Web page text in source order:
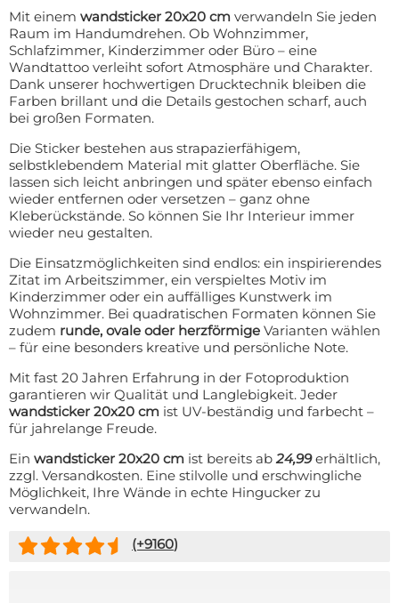
Mit einem wandsticker 20x20 cm verwandeln Sie jeden
Raum im Handumdrehen. Ob Wohnzimmer,
Schlafzimmer, Kinderzimmer oder Büro – eine
Wandtattoo verleiht sofort Atmosphäre und Charakter.
Dank unserer hochwertigen Drucktechnik bleiben die
Farben brillant und die Details gestochen scharf, auch
bei großen Formaten.
Die Sticker bestehen aus strapazierfähigem,
selbstklebendem Material mit glatter Oberfläche. Sie
lassen sich leicht anbringen und später ebenso einfach
wieder entfernen oder versetzen – ganz ohne
Kleberückstände. So können Sie Ihr Interieur immer
wieder neu gestalten.
Die Einsatzmöglichkeiten sind endlos: ein inspirierendes
Zitat im Arbeitszimmer, ein verspieltes Motiv im
Kinderzimmer oder ein auffälliges Kunstwerk im
Wohnzimmer. Bei quadratischen Formaten können Sie
zudem runde, ovale oder herzförmige Varianten wählen
– für eine besonders kreative und persönliche Note.
Mit fast 20 Jahren Erfahrung in der Fotoproduktion
garantieren wir Qualität und Langlebigkeit. Jeder
wandsticker 20x20 cm ist UV-beständig und farbecht –
für jahrelange Freude.
Ein wandsticker 20x20 cm ist bereits ab24,99erhältlich,
zzgl. Versandkosten. Eine stilvolle und erschwingliche
Möglichkeit, Ihre Wände in echte Hingucker zu
verwandeln.
(+9160)